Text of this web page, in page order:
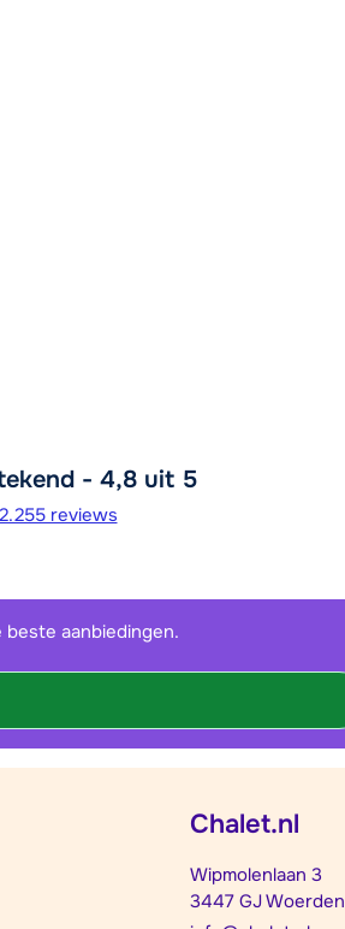
- 4,8 uit 5
2.255 reviews
aanbiedingen.
Chalet.nl
Wipmolenlaan 3
3447 GJ Woerden